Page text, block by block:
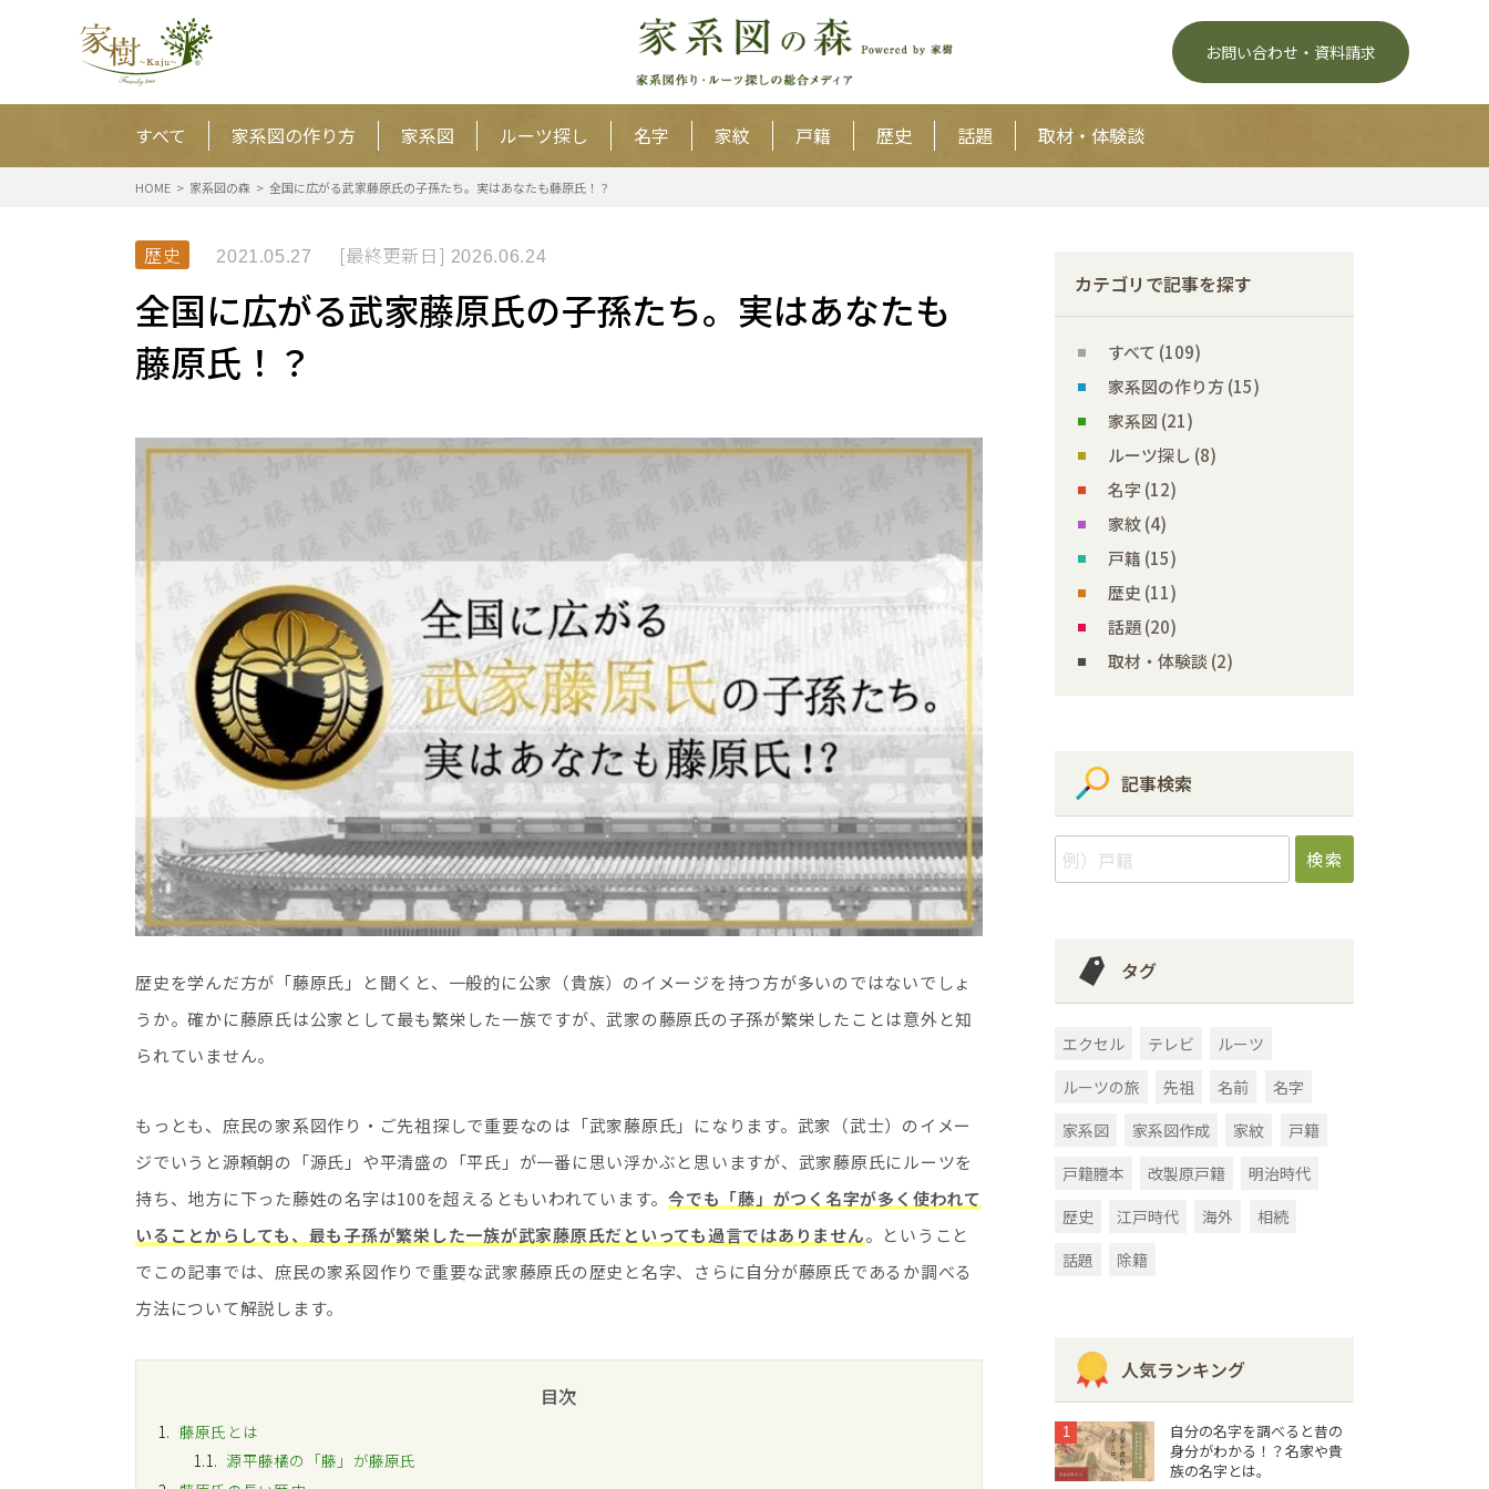
お問い合わせ・資料請求
すべて 家系図の作り方 家系図 ルーツ探し 名字 家紋 戸籍 歴史 話題 取材・体験談
HOME 家系図の森 全国に広がる武家藤原氏の子孫たち。実はあなたも藤原氏！？
歴史 2021.05.27 [最終更新日] 2026.06.24
全国に広がる武家藤原氏の子孫たち。実はあなたも
藤原氏！？
歴史を学んだ方が「藤原氏」と聞くと、一般的に公家（貴族）のイメージを持つ方が多いのではないでしょ
うか。確かに藤原氏は公家として最も繁栄した一族ですが、武家の藤原氏の子孫が繁栄したことは意外と知
られていません。
もっとも、庶民の家系図作り・ご先祖探しで重要なのは「武家藤原氏」になります。武家（武士）のイメー
ジでいうと源頼朝の「源氏」や平清盛の「平氏」が一番に思い浮かぶと思いますが、武家藤原氏にルーツを
持ち、地方に下った藤姓の名字は100を超えるともいわれています。 今でも「藤」がつく名字が多く使われて
いることからしても、最も子孫が繁栄した一族が武家藤原氏だといっても過言ではありません。ということ
でこの記事では、庶民の家系図作りで重要な武家藤原氏の歴史と名字、さらに自分が藤原氏であるか調べる
方法について解説します。
目次
1
藤原氏とは
1.1
源平藤橘の「藤」が藤原氏
カテゴリで記事を探す
すべて (109)
家系図の作り方 (15)
家系図 (21)
ルーツ探し (8)
名字 (12)
家紋 (4)
戸籍 (15)
歴史 (11)
話題 (20)
取材・体験談 (2)
記事検索
タグ
エクセル テレビ
ルーツ
ルーツの旅
先祖 名前
名字
家系図
家系図作成 家紋
戸籍
戸籍謄本
改製原戸籍
明治時代
歴史
江戸時代 海外
相続
話題
除籍
人気ランキング
1
自分の名字を調べると昔の
身分がわかる！？名家や貴
族の名字とは。